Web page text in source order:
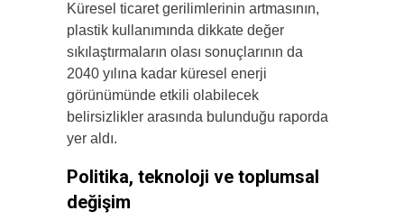
Küresel ticaret gerilimlerinin artmasının,
plastik kullanımında dikkate değer
sıkılaştırmaların olası sonuçlarının da
2040 yılına kadar küresel enerji
görünümünde etkili olabilecek
belirsizlikler arasında bulunduğu raporda
yer aldı.
Politika, teknoloji ve toplumsal
değişim